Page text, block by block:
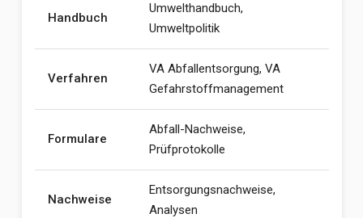
Handbuch
Umwelthandbuch,
Umweltpolitik
Verfahren
VA Abfallentsorgung, VA
Gefahrstoffmanagement
Formulare
Abfall-Nachweise,
Prüfprotokolle
Nachweise
Entsorgungsnachweise,
Analysen